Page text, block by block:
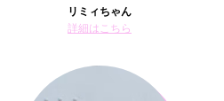
リミィちゃん
詳細はこちら